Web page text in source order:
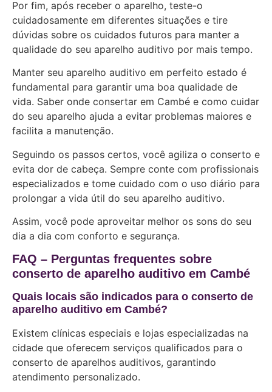
Por fim, após receber o aparelho, teste-o
cuidadosamente em diferentes situações e tire
dúvidas sobre os cuidados futuros para manter a
qualidade do seu aparelho auditivo por mais tempo.
Manter seu aparelho auditivo em perfeito estado é
fundamental para garantir uma boa qualidade de
vida. Saber onde consertar em Cambé e como cuidar
do seu aparelho ajuda a evitar problemas maiores e
facilita a manutenção.
Seguindo os passos certos, você agiliza o conserto e
evita dor de cabeça. Sempre conte com profissionais
especializados e tome cuidado com o uso diário para
prolongar a vida útil do seu aparelho auditivo.
Assim, você pode aproveitar melhor os sons do seu
dia a dia com conforto e segurança.
FAQ – Perguntas frequentes sobre
conserto de aparelho auditivo em Cambé
Quais locais são indicados para o conserto de
aparelho auditivo em Cambé?
Existem clínicas especiais e lojas especializadas na
cidade que oferecem serviços qualificados para o
conserto de aparelhos auditivos, garantindo
atendimento personalizado.